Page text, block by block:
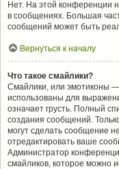
Нет. На этой конференции
в сообщениях. Большая
сообщений может быть
Вернуться к началу
Что такое смайлики?
Смайлики, или эмотиконы —
использованы для
означает грусть. Полный
создания сообщений.
могут сделать сообщение
отредактировать ваше
Администратор
смайликов, которое можно